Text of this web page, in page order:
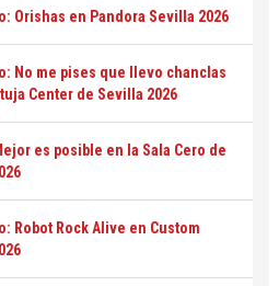
Orishas en Pandora Sevilla 2026
No me pises que llevo chanclas
Center de Sevilla 2026
es posible en la Sala Cero de
Robot Rock Alive en Custom